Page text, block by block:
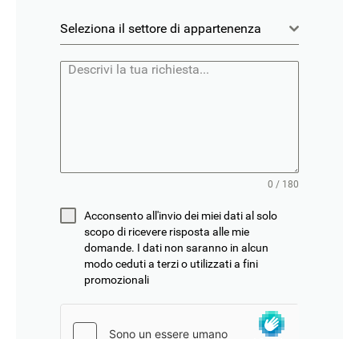
Seleziona il settore di appartenenza
0 / 180
Acconsento all'invio dei miei dati al solo
scopo di ricevere risposta alle mie
domande. I dati non saranno in alcun
modo ceduti a terzi o utilizzati a fini
promozionali